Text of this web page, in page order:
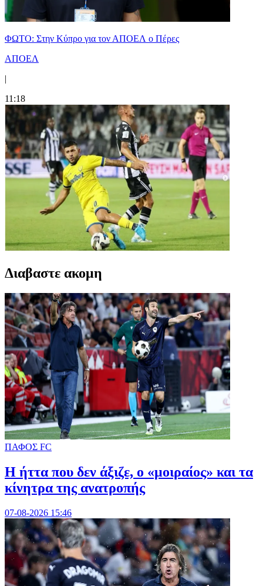
ΦΩΤΟ: Στην Κύπρο για τον ΑΠΟΕΛ ο Πέρες
ΑΠΟΕΛ
|
11:18
Διαβαστε ακομη
ΠΑΦΟΣ FC
Η ήττα που δεν άξιζε, ο «μοιραίος» και τα
κίνητρα της ανατροπής
07-08-2026 15:46